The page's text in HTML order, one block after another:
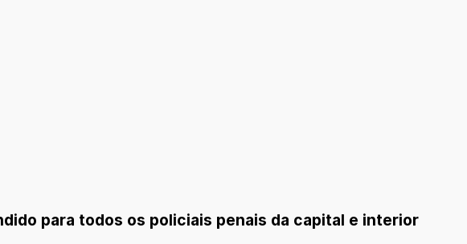
para todos os policiais penais da capital e interior